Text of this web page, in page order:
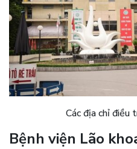
Các địa chỉ
Bệnh viện Lão